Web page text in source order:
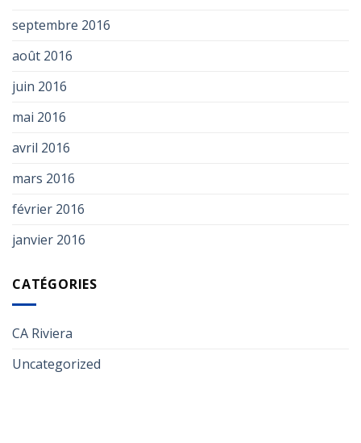
septembre 2016
août 2016
juin 2016
mai 2016
avril 2016
mars 2016
février 2016
janvier 2016
CATÉGORIES
CA Riviera
Uncategorized